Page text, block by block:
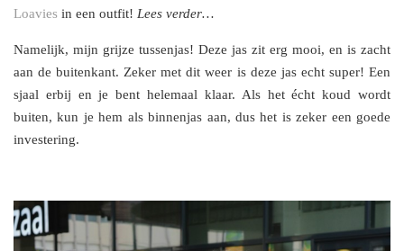
Loavies in een outfit! Lees verder…
Namelijk, mijn grijze tussenjas! Deze jas zit erg mooi, en is zacht
aan de buitenkant. Zeker met dit weer is deze jas echt super! Een
sjaal erbij en je bent helemaal klaar. Als het écht koud wordt
buiten, kun je hem als binnenjas aan, dus het is zeker een goede
investering.